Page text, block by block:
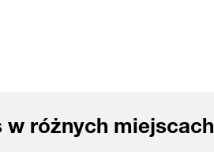
w różnych miejscach